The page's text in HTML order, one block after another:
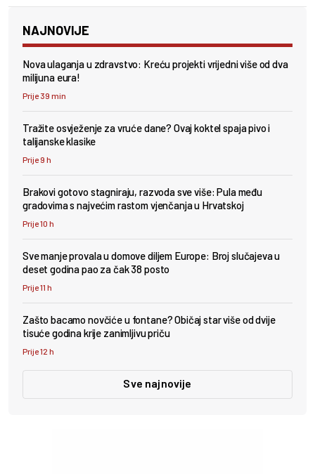
NAJNOVIJE
Nova ulaganja u zdravstvo: Kreću projekti vrijedni više od dva
milijuna eura!
Prije 39 min
Tražite osvježenje za vruće dane? Ovaj koktel spaja pivo i
talijanske klasike
Prije 9 h
Brakovi gotovo stagniraju, razvoda sve više: Pula među
gradovima s najvećim rastom vjenčanja u Hrvatskoj
Prije 10 h
Sve manje provala u domove diljem Europe: Broj slučajeva u
deset godina pao za čak 38 posto
Prije 11 h
Zašto bacamo novčiće u fontane? Običaj star više od dvije
tisuće godina krije zanimljivu priču
Prije 12 h
Sve najnovije